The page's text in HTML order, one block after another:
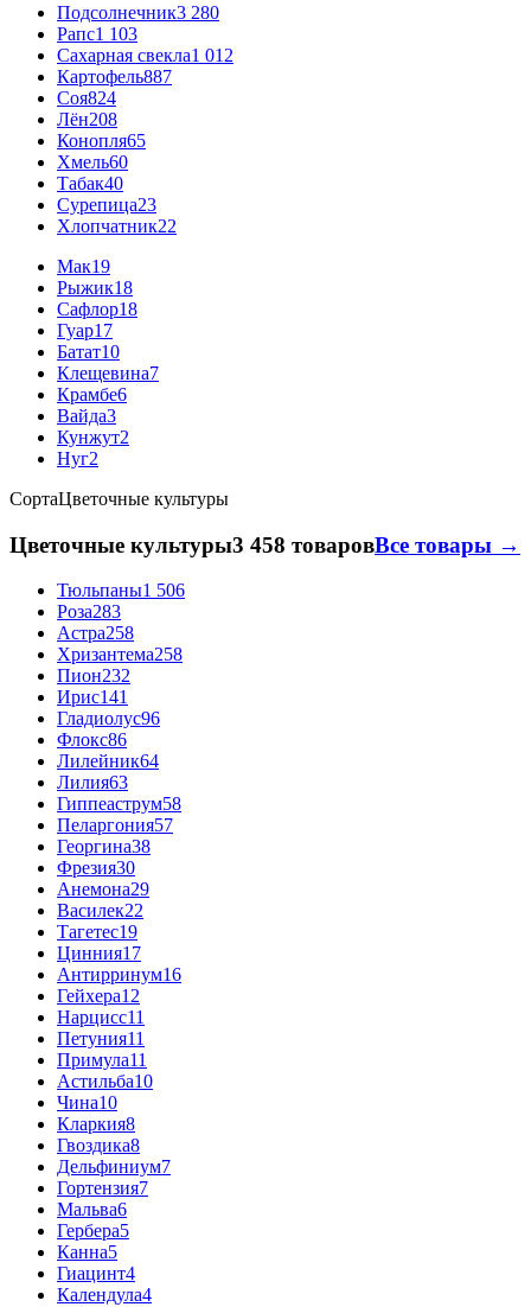
Подсолнечник3 280
Рапс1 103
Сахарная свекла1 012
Картофель887
Соя824
Лён208
Конопля65
Хмель60
Табак40
Сурепица23
Хлопчатник22
Мак19
Рыжик18
Сафлор18
Гуар17
Батат10
Клещевина7
Крамбе6
Вайда3
Кунжут2
Нуг2
СортаЦветочные культуры
Цветочные культуры3 458 товаровВсе товары →
Тюльпаны1 506
Роза283
Астра258
Хризантема258
Пион232
Ирис141
Гладиолус96
Флокс86
Лилейник64
Лилия63
Гиппеаструм58
Пеларгония57
Георгина38
Фрезия30
Анемона29
Василек22
Тагетес19
Цинния17
Антирринум16
Гейхера12
Нарцисс11
Петуния11
Примула11
Астильба10
Чина10
Кларкия8
Гвоздика8
Дельфиниум7
Гортензия7
Мальва6
Гербера5
Канна5
Гиацинт4
Календула4